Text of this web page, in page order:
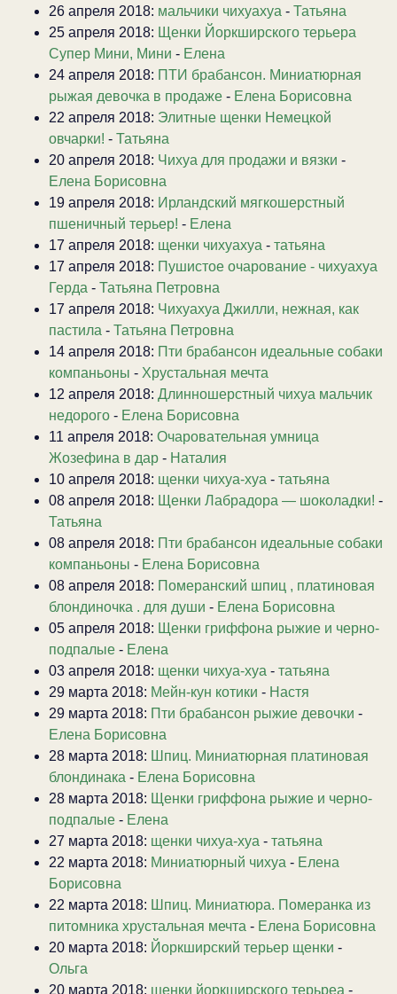
26 апреля 2018: мальчики чихуахуа - Татьяна
25 апреля 2018: Щенки Йоркширского терьера
Супер Мини, Мини - Елена
24 апреля 2018: ПТИ брабансон. Миниатюрная
рыжая девочка в продаже - Елена Борисовна
22 апреля 2018: Элитные щенки Немецкой
овчарки! - Татьяна
20 апреля 2018: Чихуа для продажи и вязки -
Елена Борисовна
19 апреля 2018: Ирландский мягкошерстный
пшеничный терьер! - Елена
17 апреля 2018: щенки чихуахуа - татьяна
17 апреля 2018: Пушистое очарование - чихуахуа
Герда - Татьяна Петровна
17 апреля 2018: Чихуахуа Джилли, нежная, как
пастила - Татьяна Петровна
14 апреля 2018: Пти брабансон идеальные собаки
компаньоны - Хрустальная мечта
12 апреля 2018: Длинношерстный чихуа мальчик
недорого - Елена Борисовна
11 апреля 2018: Очаровательная умница
Жозефина в дар - Наталия
10 апреля 2018: щенки чихуа-хуа - татьяна
08 апреля 2018: Щенки Лабрадора — шоколадки! -
Татьяна
08 апреля 2018: Пти брабансон идеальные собаки
компаньоны - Елена Борисовна
08 апреля 2018: Померанский шпиц , платиновая
блондиночка . для души - Елена Борисовна
05 апреля 2018: Щенки гриффона рыжие и черно-
подпалые - Елена
03 апреля 2018: щенки чихуа-хуа - татьяна
29 марта 2018: Мейн-кун котики - Настя
29 марта 2018: Пти брабансон рыжие девочки -
Елена Борисовна
28 марта 2018: Шпиц. Миниатюрная платиновая
блондинака - Елена Борисовна
28 марта 2018: Щенки гриффона рыжие и черно-
подпалые - Елена
27 марта 2018: щенки чихуа-хуа - татьяна
22 марта 2018: Миниатюрный чихуа - Елена
Борисовна
22 марта 2018: Шпиц. Миниатюра. Померанка из
питомника хрустальная мечта - Елена Борисовна
20 марта 2018: Йоркширский терьер щенки -
Ольга
20 марта 2018: щенки йоркширского терьреа -